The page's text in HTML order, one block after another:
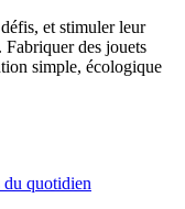
et stimuler leur
des jouets
simple, écologique
quotidien